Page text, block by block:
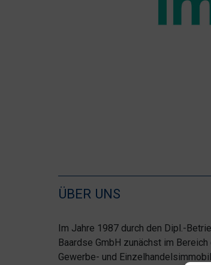
ÜBER UNS
Im Jahre 1987 durch den Dipl.-
Baardse GmbH zunächst im
Gewerbe- und